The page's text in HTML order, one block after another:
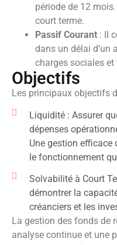
période de 12
court terme.
Passif Courant : Il
dans un délai d’un
charges sociales
Objectifs
Les principaux objectifs
Liquidité : Assurer
dépenses
Une gestion efficace
le fonctionnement
Solvabilité à Court
démontrer la
créanciers et les
La gestion des fonds de
analyse continue et une